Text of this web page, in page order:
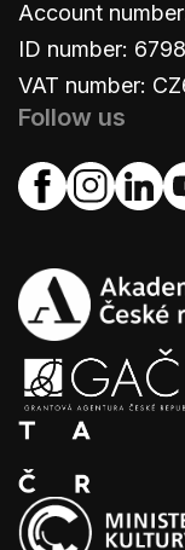
Account
ID number:
VAT number:
Follow us